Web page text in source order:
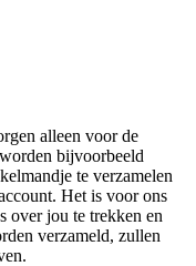
alleen voor de
bijvoorbeeld
te verzamelen
Het is voor ons
over jou te trekken en
verzameld, zullen